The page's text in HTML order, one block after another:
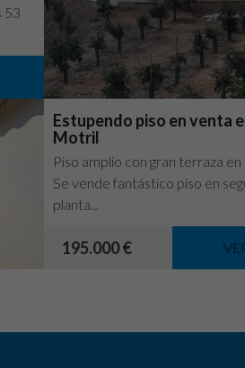
53
Estupendo piso en venta
Motril
Piso amplio con gran terraza
Se vende fantástico piso en
planta...
195.000 €